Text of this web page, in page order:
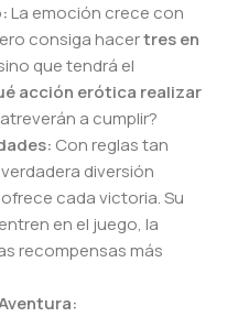
La emoción crece con
consiga hacertres en
que tendrá el
acción erótica realizar
a cumplir?
Con reglas tan
diversión
cada victoria. Su
en el juego, la
recompensas más